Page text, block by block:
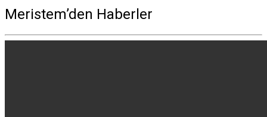
Meristem’den Haberler